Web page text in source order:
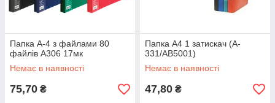
Папка А-4 з файлами 80
файлів А306 17мк
Немає в наявності
75,70 ₴
Папка А4 1 затискач (A-
331/AB5001)
Немає в наявності
47,80 ₴